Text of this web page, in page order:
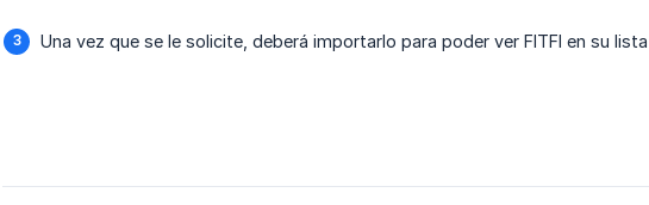
Una vez que se le solicite, deberá importarlo para poder ver FITFI en su